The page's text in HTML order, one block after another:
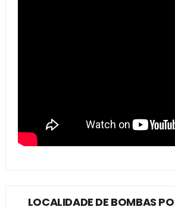
LOCALIDADE DE BOMBAS